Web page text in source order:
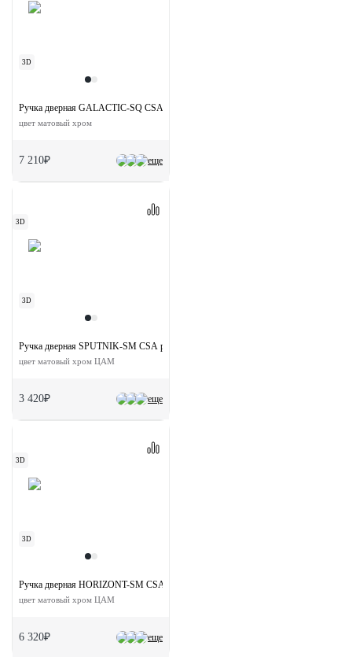
3D
еще
Ручка дверная GALACTIC-SQ CSA раздельная на квадратной розетке
цвет матовый хром
7 210₽
3D
3D
еще
Ручка дверная SPUTNIK-SM CSA раздельная без розетки
цвет матовый хром ЦАМ
3 420₽
3D
3D
еще
Ручка дверная HORIZONT-SM CSA раздельная без розетки
цвет матовый хром ЦАМ
6 320₽